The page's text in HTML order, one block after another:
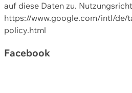
auf diese Daten zu.
https://www.google.com/intl/de/
policy.html
Facebook